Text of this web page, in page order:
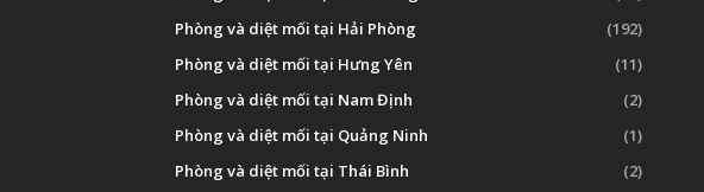
Phòng và diệt mối tại Hải Phòng
(192)
Phòng và diệt mối tại Hưng Yên
(11)
Phòng và diệt mối tại Nam Định
(2)
Phòng và diệt mối tại Quảng Ninh
(1)
Phòng và diệt mối tại Thái Bình
(2)